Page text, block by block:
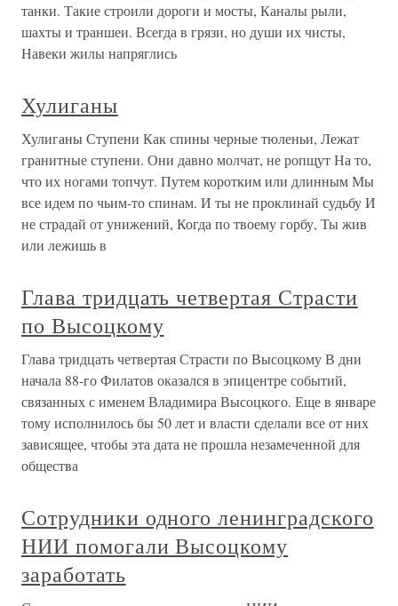
танки. Такие строили дороги и мосты, Каналы рыли,
шахты и траншеи. Всегда в грязи, но души их чисты,
Навеки жилы напряглись
Хулиганы
Хулиганы Ступени Как спины черные тюленьи, Лежат
гранитные ступени. Они давно молчат, не ропщут На то,
что их ногами топчут. Путем коротким или длинным Мы
все идем по чьим-то спинам. И ты не проклинай судьбу И
не страдай от унижений, Когда по твоему горбу, Ты жив
или лежишь в
Глава тридцать четвертая Страсти
по Высоцкому
Глава тридцать четвертая Страсти по Высоцкому В дни
начала 88-го Филатов оказался в эпицентре событий,
связанных с именем Владимира Высоцкого. Еще в январе
тому исполнилось бы 50 лет и власти сделали все от них
зависящее, чтобы эта дата не прошла незамеченной для
общества
Сотрудники одного ленинградского
НИИ помогали Высоцкому
заработать